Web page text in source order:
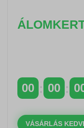
a következő
00 00
VÁSÁRLÁS